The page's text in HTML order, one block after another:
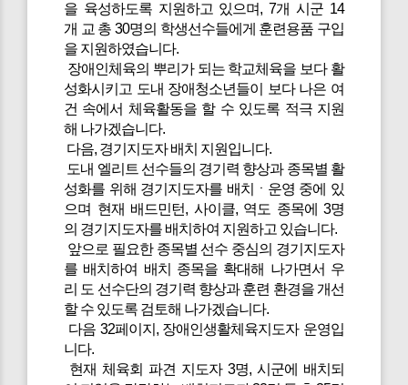
을 육성하도록 지원하고 있으며, 7개 시군 14
개 교 총 30명의 학생선수들에게 훈련용품 구입
을 지원하였습니다.
장애인체육의 뿌리가 되는 학교체육을 보다 활
성화시키고 도내 장애청소년들이 보다 나은 여
건 속에서 체육활동을 할 수 있도록 적극 지원
해 나가겠습니다.
다음, 경기지도자 배치 지원입니다.
도내 엘리트 선수들의 경기력 향상과 종목별 활
성화를 위해 경기지도자를 배치ㆍ운영 중에 있
으며 현재 배드민턴, 사이클, 역도 종목에 3명
의 경기지도자를 배치하여 지원하고 있습니다.
앞으로 필요한 종목별 선수 중심의 경기지도자
를 배치하여 배치 종목을 확대해 나가면서 우
리 도 선수단의 경기력 향상과 훈련 환경을 개선
할 수 있도록 검토해 나가겠습니다.
다음 32페이지, 장애인생활체육지도자 운영입
니다.
현재 체육회 파견 지도자 3명, 시군에 배치되